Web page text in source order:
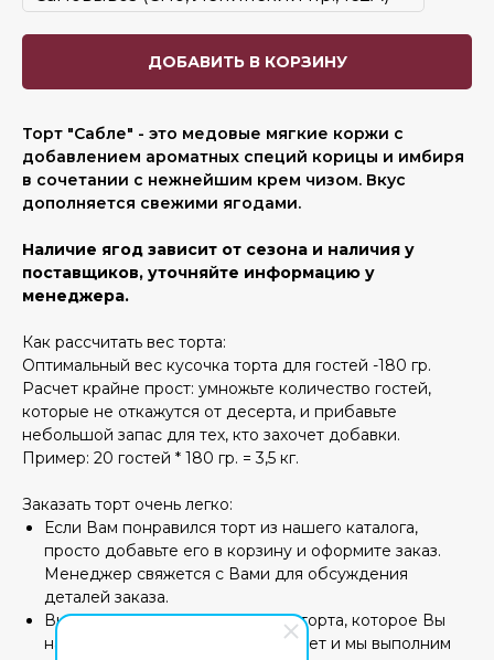
ДОБАВИТЬ В КОРЗИНУ
Торт "Сабле" - это медовые мягкие коржи с
добавлением ароматных специй корицы и имбиря
в сочетании с нежнейшим крем чизом. Вкус
дополняется свежими ягодами.
Наличие ягод зависит от сезона и наличия у
поставщиков, уточняйте информацию у
менеджера.
Как рассчитать вес торта:
Оптимальный вес кусочка торта для гостей -180 гр.
Расчет крайне прост: умножьте количество гостей,
которые не откажутся от десерта, и прибавьте
небольшой запас для тех, кто захочет добавки.
Пример: 20 гостей * 180 гр. = 3,5 кг.
Заказать торт очень легко:
Если Вам понравился торт из нашего каталога,
просто добавьте его в корзину и оформите заказ.
Менеджер свяжется с Вами для обсуждения
деталей заказа.
Вы можете отправить нам фото торта, которое Вы
нашли на просторах сети интернет и мы выполним